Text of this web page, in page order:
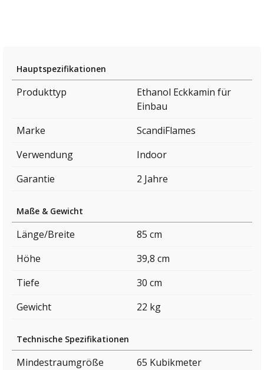
Hauptspezifikationen
Produkttyp
Ethanol Eckkamin für
Einbau
Marke
ScandiFlames
Verwendung
Indoor
Garantie
2 Jahre
Maße & Gewicht
Länge/Breite
85 cm
Höhe
39,8 cm
Tiefe
30 cm
Gewicht
22 kg
Technische Spezifikationen
Mindestraumgröße
65 Kubikmeter